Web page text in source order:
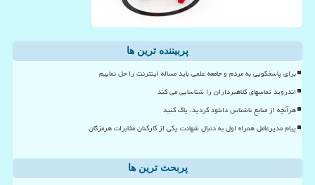
پربیننده ترین ها
برای پاسخگویی به مردم و جامعه علمی باید مساله اینترنت را حل نماییم
اندروید تماسهای کلاهبرداران را شناسایی می کند
هرآنچه از منابع ناشناس دانلود کردید، پاک کنید
پیام مدیرعامل همراه اول به دنبال شهادت یکی از کارکنان مخابرات هرمزگان
پربحث ترین ها